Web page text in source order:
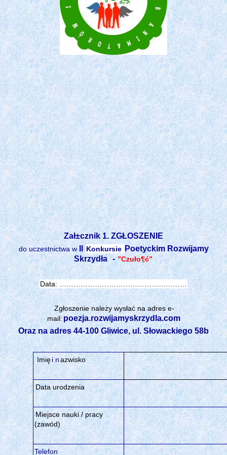
Zał±cznik 1. ZGŁOSZENIE
do uczestnictwa wII Konkursie Poetyckim Rozwijamy
Skrzydła - ”Czuło¶ć”
Data: ………………………………………………
Zgłoszenie należy wysłać na adres e-
mail: poezja.rozwijamyskrzydla.com
Oraz na adres 44-100 Gliwice, ul. Słowackiego 58b
Imięi n azwisko
Data urodzenia
Miejsce nauki / pracy
(zawód)
Telefon